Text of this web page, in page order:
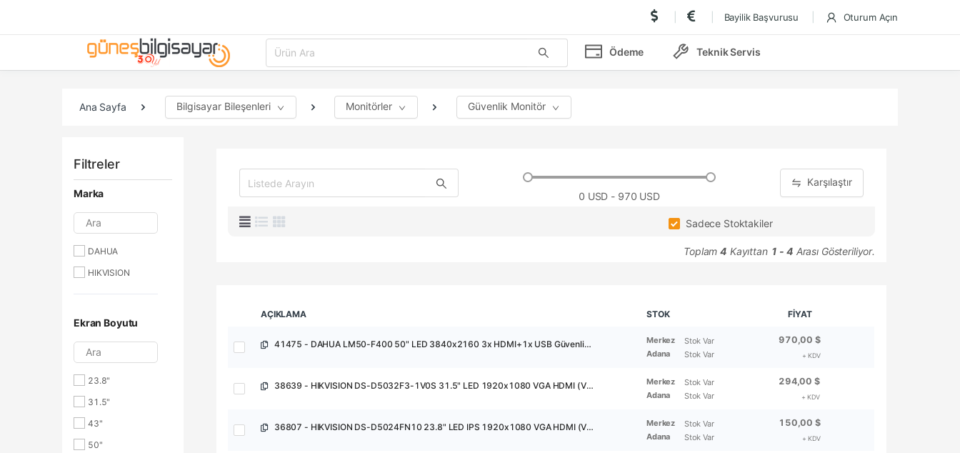
Bayilik Başvurusu Oturum Açın
Ödeme Teknik Servis
Ana Sayfa Bilgisayar Bileşenleri Monitörler Güvenlik Monitör
Filtreler
Marka
Ara
DAHUA
HIKVISION
Ekran Boyutu
Ara
23.8"
31.5"
43"
50"
0 USD - 970 USD
Karşılaştır
Sadece Stoktakiler
Toplam4 Kayıttan 1 - 4 Arası Gösteriliyor.
AÇIKLAMA STOK FİYAT
41475 - DAHUA LM50-F400 50" LED 3840x2160 3x HDMI+1x USB Güvenlik Monitörü Merkez
Stok Var
Adana
Stok Var
970,00 $
+ KDV
38639 - HIKVISION DS-D5032F3-1V0S 31.5" LED 1920x1080 VGA HDMI (VESA) Güvenlik Monitörü Merkez
Stok Var
Adana
Stok Var
294,00 $
+ KDV
36807 - HIKVISION DS-D5024FN10 23.8" LED IPS 1920x1080 VGA HDMI (VESA) Güvenlik Monitörü Merkez
Stok Var
Adana
Stok Var
150,00 $
+ KDV